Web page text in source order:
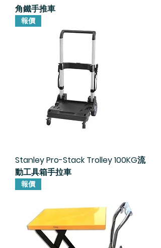
角鐵手推車
報價
Stanley Pro-Stack Trolley 100KG流
動工具箱手拉車
報價